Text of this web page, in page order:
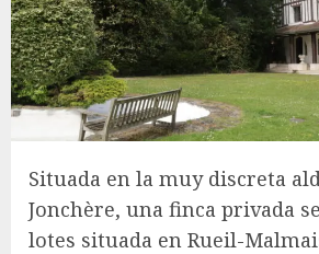
Situada en la muy discreta
Jonchère, una finca privada
lotes situada en Rueil-